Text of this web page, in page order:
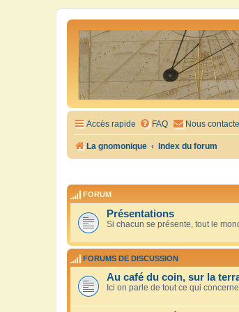
Accès rapide FAQ Nous
La gnomonique Index du forum
FORUM
Présentations
Si chacun se présente, tout le
FORUMS DE DISCUSSION
Au café du coin, sur la
Ici on parle de tout ce qui